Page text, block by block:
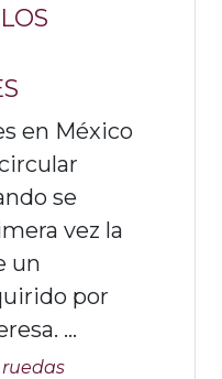
en México
se
vez la
un
por
...